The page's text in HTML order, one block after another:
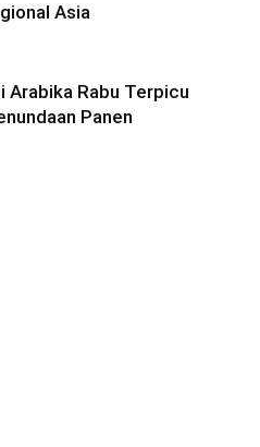
Asia
Arabika Rabu Terpicu
Panen